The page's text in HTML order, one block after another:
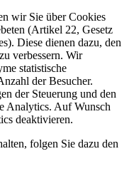
wir Sie über Cookies
(Artikel 22, Gesetz
Diese dienen dazu, den
verbessern. Wir
statistische
der Besucher.
der Steuerung und den
Analytics. Auf Wunsch
deaktivieren.
folgen Sie dazu den